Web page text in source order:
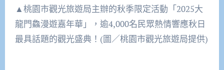
▲桃園市觀光旅遊局主辦的秋季限定活動「2025大
龍門鱻漫遊嘉年華」，逾4,000名民眾熱情響應秋日
最具話題的觀光盛典！(圖／桃園市觀光旅遊局提供)